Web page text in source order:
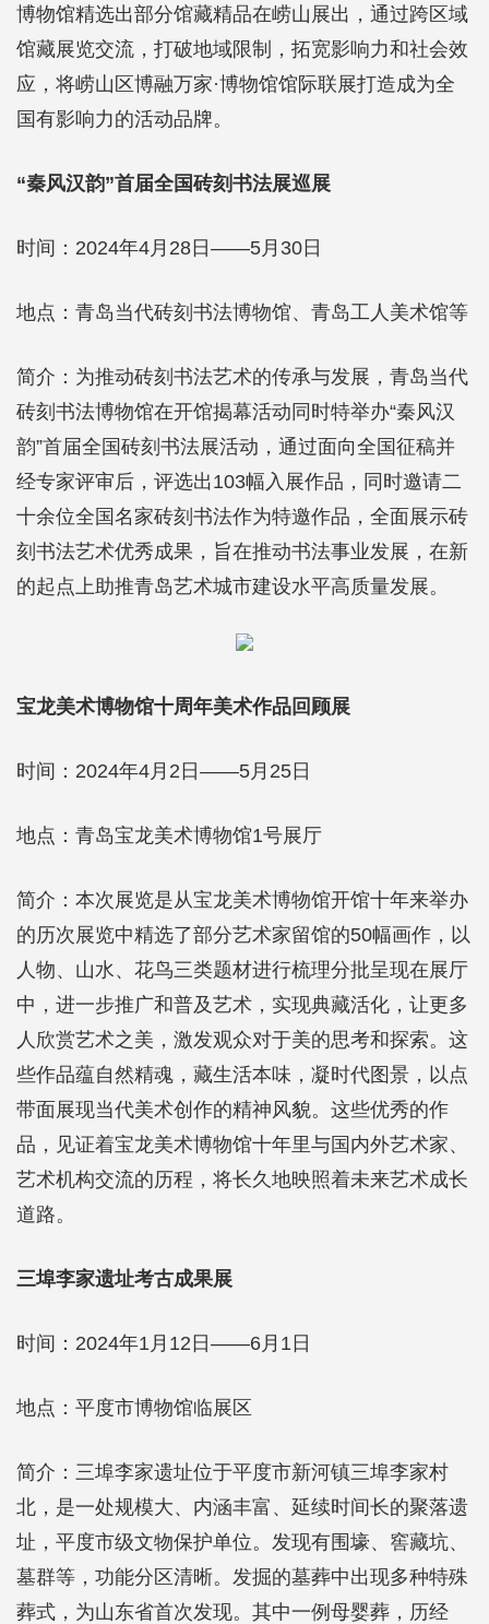
博物馆精选出部分馆藏精品在崂山展出，通过跨区域
馆藏展览交流，打破地域限制，拓宽影响力和社会效
应，将崂山区博融万家·博物馆馆际联展打造成为全
国有影响力的活动品牌。
“秦风汉韵”首届全国砖刻书法展巡展
时间：2024年4月28日——5月30日
地点：青岛当代砖刻书法博物馆、青岛工人美术馆等
简介：为推动砖刻书法艺术的传承与发展，青岛当代
砖刻书法博物馆在开馆揭幕活动同时特举办“秦风汉
韵”首届全国砖刻书法展活动，通过面向全国征稿并
经专家评审后，评选出103幅入展作品，同时邀请二
十余位全国名家砖刻书法作为特邀作品，全面展示砖
刻书法艺术优秀成果，旨在推动书法事业发展，在新
的起点上助推青岛艺术城市建设水平高质量发展。
宝龙美术博物馆十周年美术作品回顾展
时间：2024年4月2日——5月25日
地点：青岛宝龙美术博物馆1号展厅
简介：本次展览是从宝龙美术博物馆开馆十年来举办
的历次展览中精选了部分艺术家留馆的50幅画作，以
人物、山水、花鸟三类题材进行梳理分批呈现在展厅
中，进一步推广和普及艺术，实现典藏活化，让更多
人欣赏艺术之美，激发观众对于美的思考和探索。这
些作品蕴自然精魂，藏生活本味，凝时代图景，以点
带面展现当代美术创作的精神风貌。这些优秀的作
品，见证着宝龙美术博物馆十年里与国内外艺术家、
艺术机构交流的历程，将长久地映照着未来艺术成长
道路。
三埠李家遗址考古成果展
时间：2024年1月12日——6月1日
地点：平度市博物馆临展区
简介：三埠李家遗址位于平度市新河镇三埠李家村
北，是一处规模大、内涵丰富、延续时间长的聚落遗
址，平度市级文物保护单位。发现有围壕、窖藏坑、
墓群等，功能分区清晰。发掘的墓葬中出现多种特殊
葬式，为山东省首次发现。其中一例母婴葬，历经